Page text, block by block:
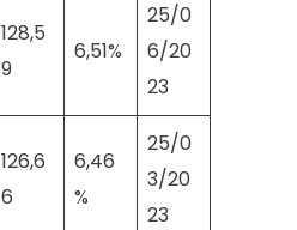
128,5
9
6,51%
25/0
6/20
23
126,6
6
6,46
%
25/0
3/20
23